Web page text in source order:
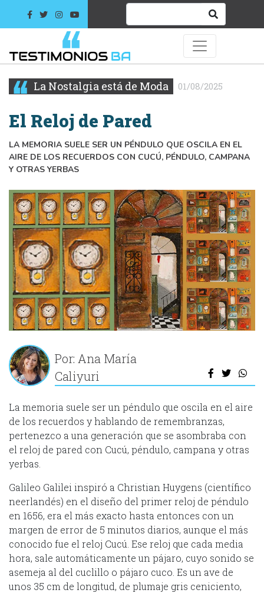
La Nostalgia está de Moda 01/08/2025
El Reloj de Pared
LA MEMORIA SUELE SER UN PÉNDULO QUE OSCILA EN EL
AIRE DE LOS RECUERDOS CON CUCÚ, PÉNDULO, CAMPANA
Y OTRAS YERBAS
Por: Ana María
Caliyuri
La memoria suele ser un péndulo que oscila en el aire
de los recuerdos y hablando de remembranzas,
pertenezco a una generación que se asombraba con
el reloj de pared con Cucú, péndulo, campana y otras
yerbas.
Galileo Galilei inspiró a Christian Huygens (científico
neerlandés) en el diseño del primer reloj de péndulo
en 1656, era el más exacto hasta entonces con un
margen de error de 5 minutos diarios, aunque el más
conocido fue el reloj Cucú. Ese reloj que cada media
hora, sale automáticamente un pájaro, cuyo sonido se
asemeja al del cuclillo o pájaro cuco. Es un ave de
unos 35 cm de longitud, de plumaje gris ceniciento,